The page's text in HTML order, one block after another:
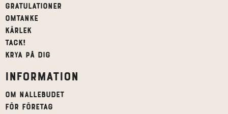
Gratulationer
Omtanke
Kärlek
Tack!
Krya på dig
Information
Om Nallebudet
För företag